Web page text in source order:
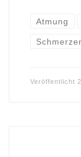
Atmung
Veröffentlicht